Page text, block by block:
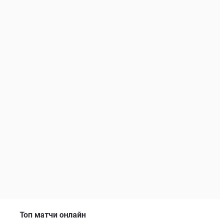
Топ матчи онлайн